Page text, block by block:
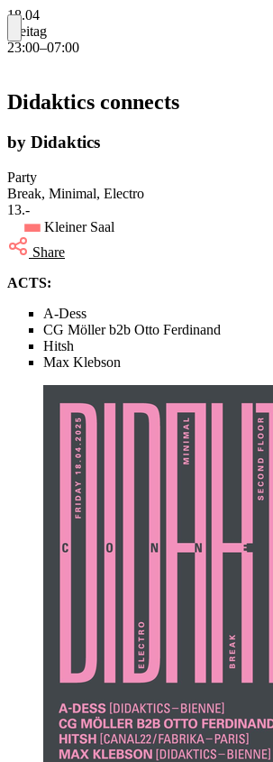
18.04
Freitag
23:00–07:00
Didaktics connects
by Didaktics
Party
Break, Minimal, Electro
13.-
Kleiner Saal
Share
ACTS:
A-Dess
CG Möller b2b Otto Ferdinand
Hitsh
Max Klebson